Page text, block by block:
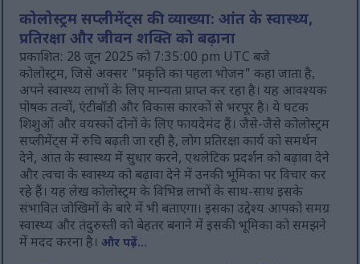
कोलोस्ट्रम सप्लीमेंट्स की व्याख्या: आंत के स्वास्थ्य,
प्रतिरक्षा और जीवन शक्ति को बढ़ाना
प्रकाशित: 28 जून 2025 को 7:35:00 pm UTC बजे
कोलोस्ट्रम, जिसे अक्सर "प्रकृति का पहला भोजन" कहा जाता है,
अपने स्वास्थ्य लाभों के लिए मान्यता प्राप्त कर रहा है। यह आवश्यक
पोषक तत्वों, एंटीबॉडी और विकास कारकों से भरपूर है। ये घटक
शिशुओं और वयस्कों दोनों के लिए फायदेमंद हैं। जैसे-जैसे कोलोस्ट्रम
सप्लीमेंट्स में रुचि बढ़ती जा रही है, लोग प्रतिरक्षा कार्य को समर्थन
देने, आंत के स्वास्थ्य में सुधार करने, एथलेटिक प्रदर्शन को बढ़ावा देने
और त्वचा के स्वास्थ्य को बढ़ावा देने में उनकी भूमिका पर विचार कर
रहे हैं। यह लेख कोलोस्ट्रम के विभिन्न लाभों के साथ-साथ इसके
संभावित जोखिमों के बारे में भी बताएगा। इसका उद्देश्य आपको समग्र
स्वास्थ्य और तंदुरुस्ती को बेहतर बनाने में इसकी भूमिका को समझने
में मदद करना है।और पढ़ें...